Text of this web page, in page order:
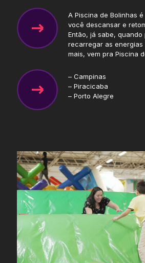
A Piscina de Bolinhas
você descansar e
Então, já sabe, quando
recarregar as energias
mais, vem pra Piscina
– Campinas
– Piracicaba
– Porto Alegre